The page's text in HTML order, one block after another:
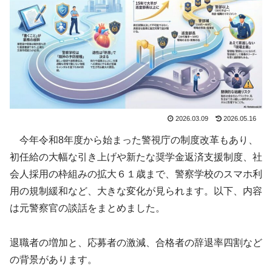
2026.03.09 2026.05.16
今年令和8年度から始まった警視庁の制度改革もあり、
初任給の大幅な引き上げや新たな奨学金返済支援制度、社
会人採用の枠組みの拡大６１歳まで、警察学校のスマホ利
用の規制緩和など、大きな変化が見られます。以下、内容
は元警察官の談話をまとめました。
退職者の増加と、応募者の激減、合格者の辞退率四割など
の背景があります。